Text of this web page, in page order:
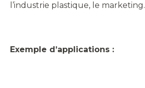
l’industrie plastique, le marketing.
Exemple d’applications :